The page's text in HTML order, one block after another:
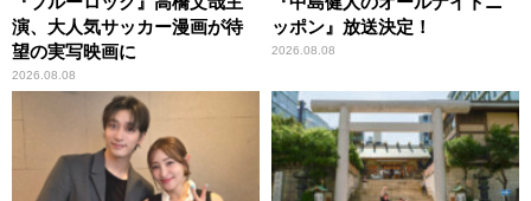
演、大人気サッカー漫画が待
望の実写映画に
2026.08.08
ッポン』放送決定！
2026.08.08